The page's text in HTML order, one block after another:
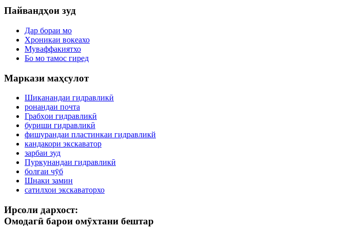
Пайвандҳои зуд
Дар бораи мо
Хроникаи вокеахо
Муваффакиятхо
Бо мо тамос гиред
Маркази маҳсулот
Шиканандаи гидравликӣ
ронандаи почта
Грабҳои гидравликӣ
буриши гидравликӣ
фишурандаи пластинкаи гидравликй
кандакори экскаватор
зарбаи зуд
Пуркунандаи гидравликӣ
болғаи чӯб
Шнаки замин
сатилхои экскаваторхо
Ирсоли дархост:
Омодагӣ барои омӯхтани бештар